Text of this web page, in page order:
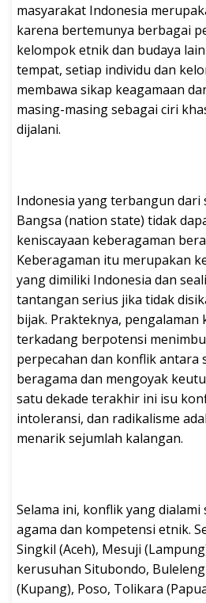
masyarakat Indonesia
karena bertemunya berbagai
kelompok etnik dan budaya
tempat, setiap individu dan
membawa sikap keagamaan
masing-masing sebagai ciri
dijalani.
Indonesia yang terbangun
Bangsa (nation state) tidak
keniscayaan keberagaman
Keberagaman itu merupakan
yang dimiliki Indonesia dan
tantangan serius jika tidak
bijak. Prakteknya, pengalaman
terkadang berpotensi
perpecahan dan konflik antara
beragama dan mengoyak
satu dekade terakhir ini isu
intoleransi, dan radikalisme
menarik sejumlah kalangan.
Selama ini, konflik yang
agama dan kompetensi etnik.
Singkil (Aceh), Mesuji
kerusuhan Situbondo,
(Kupang), Poso, Tolikara